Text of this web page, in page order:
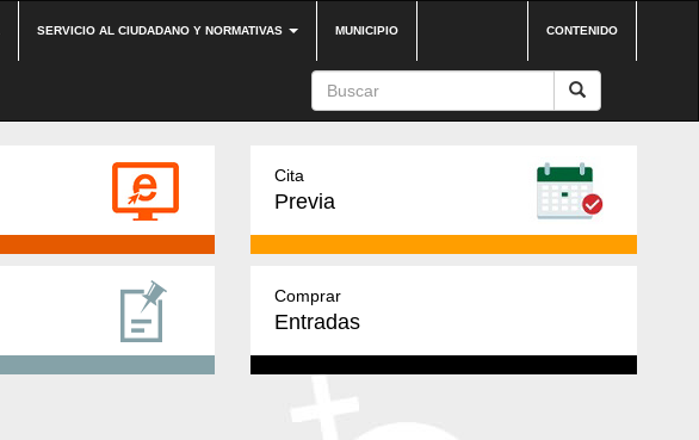
SERVICIO AL CIUDADANO Y NORMATIVAS MUNICIPIO CONTENIDO
Cita
Previa
Comprar
Entradas